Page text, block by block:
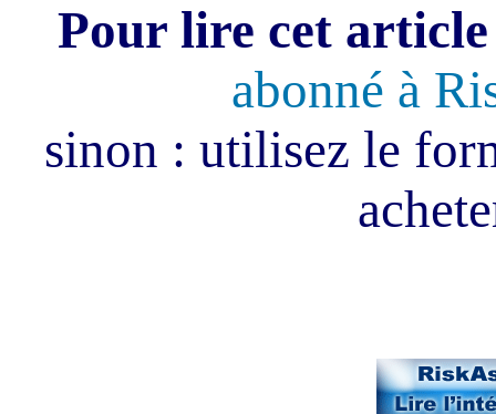
Pour lire cet
abonné à
sinon : utilisez le